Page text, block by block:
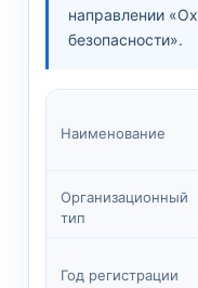
направлении
безопасности».
Наименование
Организационный
тип
Год регистрации